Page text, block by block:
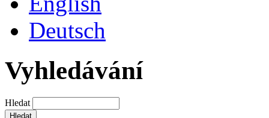
Deutsch
Vyhledávání
Hledat